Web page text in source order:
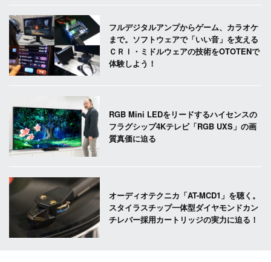
フルデジタルアンプからゲーム、カラオケ
まで。ソフトウェアで「いい音」を支える
ＣＲＩ・ミドルウェアの技術をOTOTENで
体験しよう！
RGB Mini LEDをリードするハイセンスの
フラグシップ4Kテレビ「RGB UXS」の画
質真価に迫る
オーディオテクニカ「AT-MCD1」を聴く。
スタイラスチップ一体型ダイヤモンドカン
チレバー採用カートリッジの実力に迫る！